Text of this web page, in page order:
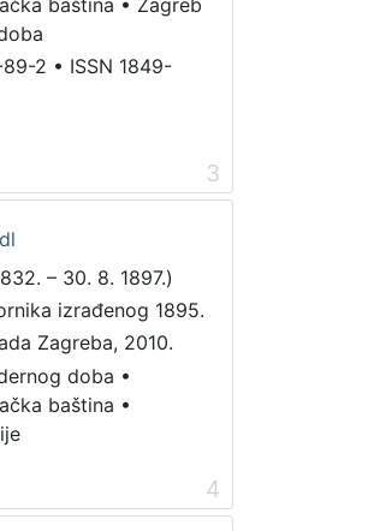
2 • ISSN 1849-
3
– 30. 8. 1897.)
izrađenog 1895.
Zagreba, 2010.
doba •
baština •
4